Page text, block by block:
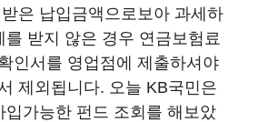
은 납입금액으로보아 과세하
를 받지 않은 경우 연금보험료
인서를 영업점에 제출하셔야
제외됩니다. 오늘 KB국민은
입가능한 펀드 조회를 해보았